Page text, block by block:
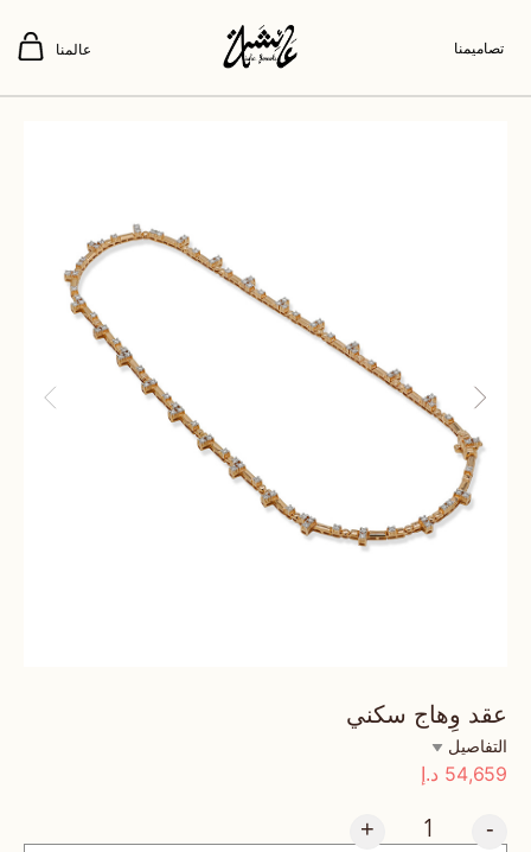
تصاميمنا عالمنا
عقد وِهاج سكني
التفاصيل
54,659 د.إ
-
+